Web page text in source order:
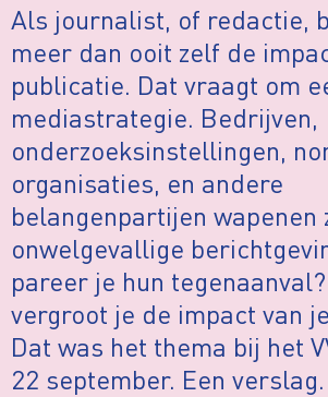
Als journalist, of redactie,
meer dan ooit zelf de
publicatie. Dat vraagt om
mediastrategie. Bedrijven,
onderzoeksinstellingen,
organisaties, en andere
belangenpartijen wapenen
onwelgevallige
pareer je hun
vergroot je de impact van
Dat was het thema bij het
22 september. Een verslag.